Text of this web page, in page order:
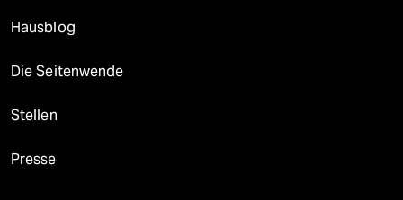
Hausblog
Die Seitenwende
Stellen
Presse